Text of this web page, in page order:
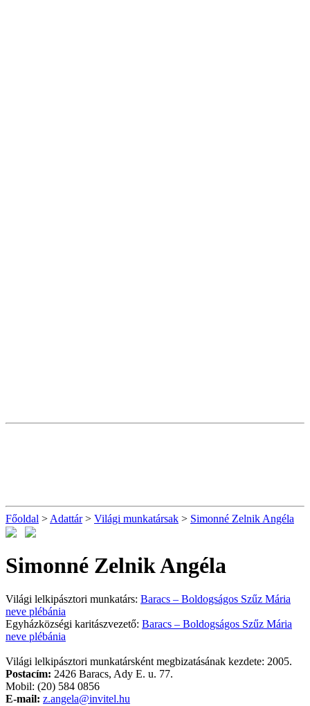
Főoldal > Adattár> Világi munkatársak > Simonné Zelnik Angéla
Simonné Zelnik Angéla
Világi lelkipásztori munkatárs: Baracs – Boldogságos Szűz Mária
neve plébánia
Egyházközségi karitászvezető: Baracs – Boldogságos Szűz Mária
neve plébánia
Világi lelkipásztori munkatársként megbizatásának kezdete: 2005.
Postacím: 2426 Baracs, Ady E. u. 77.
Mobil: (20) 584 0856
E-mail: z.angela@invitel.hu